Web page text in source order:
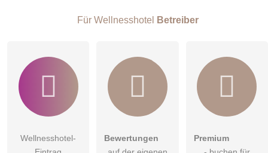
Für Wellnesshotel Betreiber
Wellnesshotel-
Bewertungen
Premium